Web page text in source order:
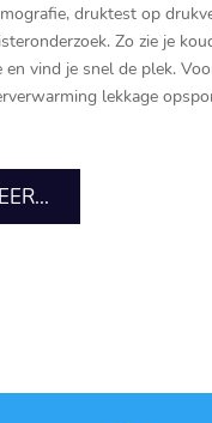
druktest op
Zo zie je
en vind je snel de plek.​
lekkage